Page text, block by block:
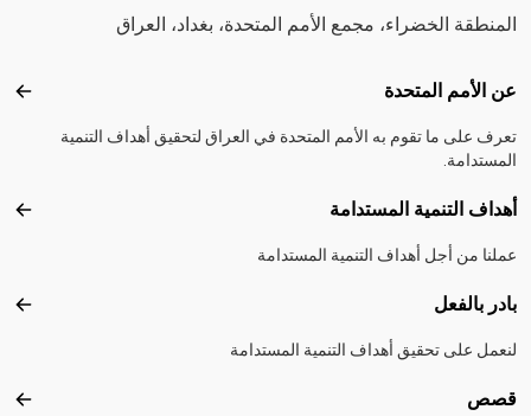
المنطقة الخضراء، مجمع الأمم المتحدة، بغداد، العراق
Footer menu
عن الأمم المتحدة عن
تعرف على ما تقوم به الأمم المتحدة في العراق لتحقيق أهداف التنمية
المستدامة.
أهداف التنمية المستدامة
عملنا من أجل أهداف التنمية المستدامة
بادر بالفعل
لنعمل على تحقيق أهداف التنمية المستدامة
قصص